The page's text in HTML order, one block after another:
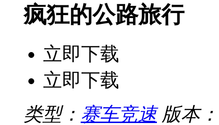
疯狂的公路旅行
立即下载
立即下载
类型： 赛车竞速 版本